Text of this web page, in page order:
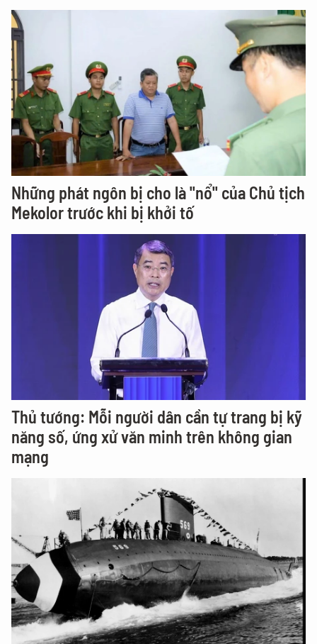
Những phát ngôn bị cho là "nổ" của Chủ tịch
Mekolor trước khi bị khởi tố
Thủ tướng: Mỗi người dân cần tự trang bị kỹ
năng số, ứng xử văn minh trên không gian
mạng